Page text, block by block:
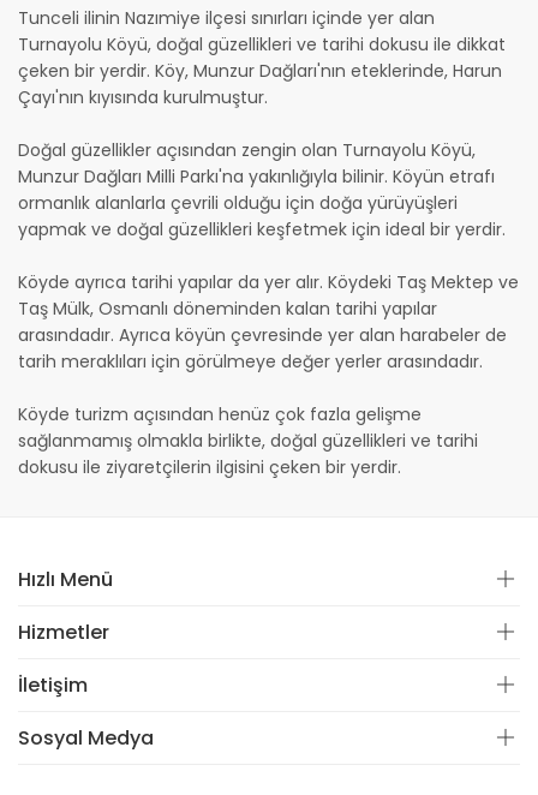
Tunceli ilinin Nazımiye ilçesi sınırları içinde yer alan
Turnayolu Köyü, doğal güzellikleri ve tarihi dokusu ile dikkat
çeken bir yerdir. Köy, Munzur Dağları'nın eteklerinde, Harun
Çayı'nın kıyısında kurulmuştur.
Doğal güzellikler açısından zengin olan Turnayolu Köyü,
Munzur Dağları Milli Parkı'na yakınlığıyla bilinir. Köyün etrafı
ormanlık alanlarla çevrili olduğu için doğa yürüyüşleri
yapmak ve doğal güzellikleri keşfetmek için ideal bir yerdir.
Köyde ayrıca tarihi yapılar da yer alır. Köydeki Taş Mektep ve
Taş Mülk, Osmanlı döneminden kalan tarihi yapılar
arasındadır. Ayrıca köyün çevresinde yer alan harabeler de
tarih meraklıları için görülmeye değer yerler arasındadır.
Köyde turizm açısından henüz çok fazla gelişme
sağlanmamış olmakla birlikte, doğal güzellikleri ve tarihi
dokusu ile ziyaretçilerin ilgisini çeken bir yerdir.
Hızlı Menü
Hizmetler
İletişim
Sosyal Medya